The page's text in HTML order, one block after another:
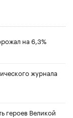
на 6,3%
журнала
героев Великой